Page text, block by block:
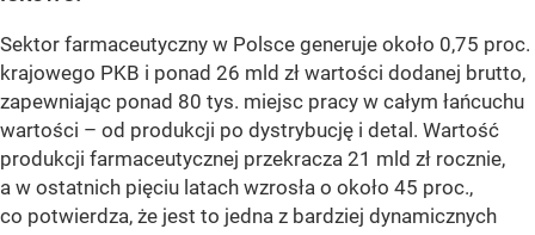
Sektor farmaceutyczny w Polsce generuje około 0,75 proc.
krajowego PKB i ponad 26 mld zł wartości dodanej brutto,
zapewniając ponad 80 tys. miejsc pracy w całym łańcuchu
wartości – od produkcji po dystrybucję i detal. Wartość
produkcji farmaceutycznej przekracza 21 mld zł rocznie,
a w ostatnich pięciu latach wzrosła o około 45 proc.,
co potwierdza, że jest to jedna z bardziej dynamicznych